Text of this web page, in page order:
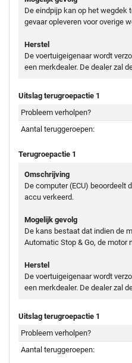
De eindpijp kan op het wegdek
gevaar opleveren voor overige
Herstel
De voertuigeigenaar wordt
een merkdealer. De dealer zal
Uitslag terugroepactie 1
Probleem verholpen?
Aantal teruggeroepen:
Terugroepactie 1
Omschrijving
De computer (ECU) beoordeelt
accu verkeerd.
Mogelijk gevolg
De kans bestaat dat indien de
Automatic Stop & Go, de motor
Herstel
De voertuigeigenaar wordt
een merkdealer. De dealer zal
Uitslag terugroepactie 1
Probleem verholpen?
Aantal teruggeroepen: